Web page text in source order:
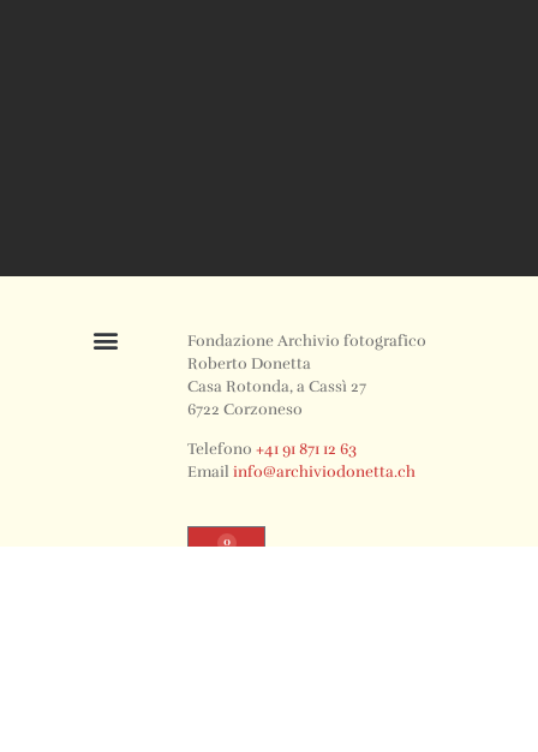
Fondazione Archivio fotografico
Roberto Donetta
Casa Rotonda, a Cassì 27
6722 Corzoneso
Telefono+41 91 871 12 63
Emailinfo@archiviodonetta.ch
0